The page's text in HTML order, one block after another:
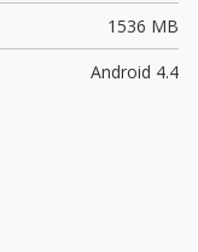
1536 MB
Android 4.4